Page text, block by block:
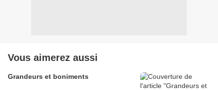
Vous aimerez aussi
Grandeurs et boniments